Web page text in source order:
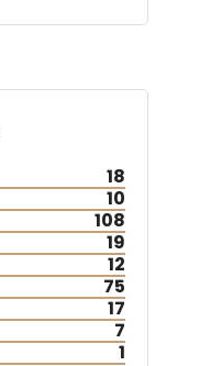
18
10
108
19
12
75
17
7
1